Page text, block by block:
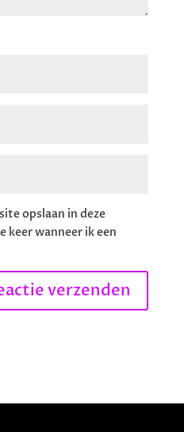
opslaan in deze
keer wanneer ik een